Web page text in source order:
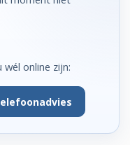
online zijn: